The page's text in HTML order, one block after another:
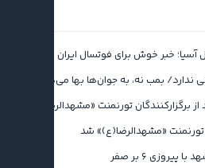
خبر خوش برای فوتسال ایران
ندارد/ بمب نه، به جوان‌ها بها می‌دهم
برگزارکنندگان تورنمنت «مشهدالرضا(ع)»
«مشهدالرضا(ع)» شد
۶ بر صفر